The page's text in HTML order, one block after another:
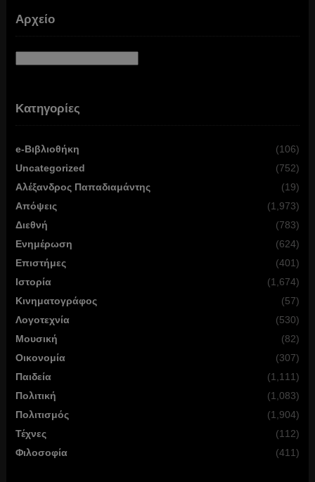
Αρχείο
Κατηγορίες
e-Βιβλιοθήκη
(106)
Uncategorized
(752)
Αλέξανδρος Παπαδιαμάντης
(19)
Απόψεις
(1,973)
Διεθνή
(783)
Ενημέρωση
(624)
Επιστήμες
(401)
Ιστορία
(1,674)
Κινηματογράφος
(57)
Λογοτεχνία
(530)
Μουσική
(82)
Οικονομία
(307)
Παιδεία
(1,111)
Πολιτική
(1,083)
Πολιτισμός
(1,904)
Τέχνες
(112)
Φιλοσοφία
(411)